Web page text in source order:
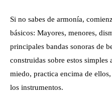
Si no sabes de armonía,
básicos: Mayores, menores,
principales bandas sonoras de
construidas sobre estos simples
miedo, practica encima de
los instrumentos.